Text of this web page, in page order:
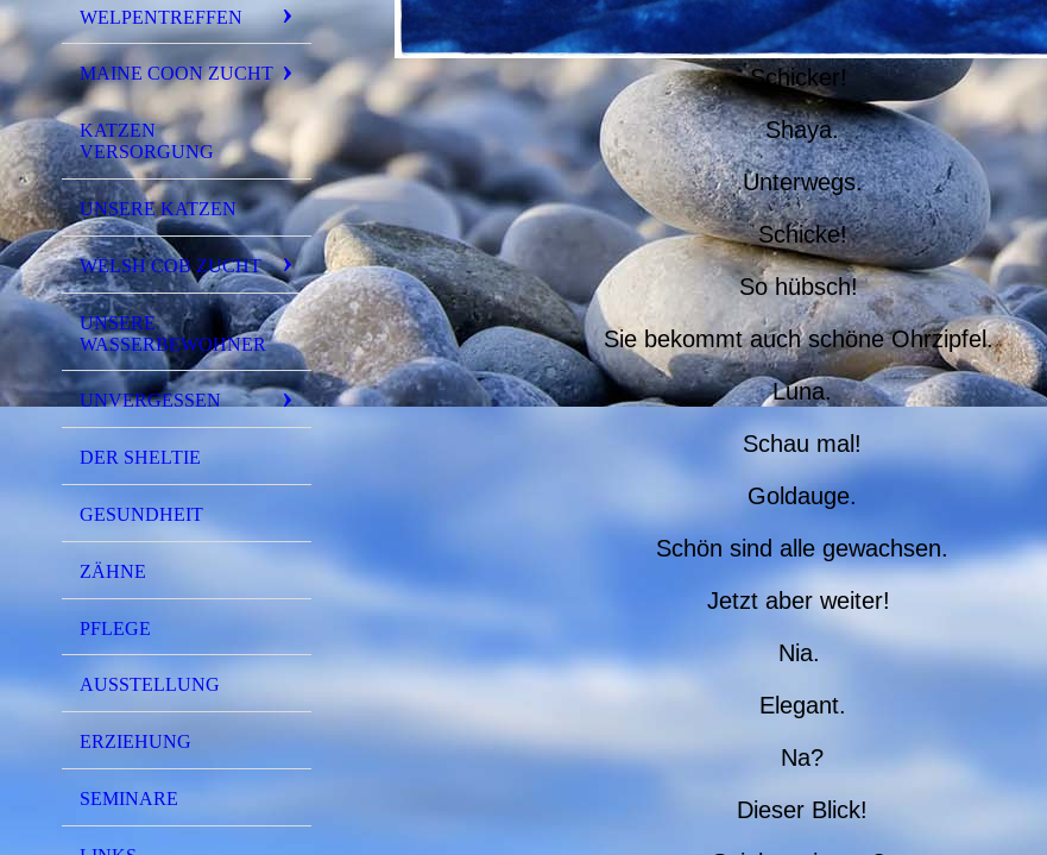
WELPENTREFFEN
MAINE COON ZUCHT
KATZEN
VERSORGUNG
UNSERE KATZEN
WELSH COB ZUCHT
UNSERE
WASSERBEWOHNER
UNVERGESSEN
DER SHELTIE
GESUNDHEIT
ZÄHNE
PFLEGE
AUSSTELLUNG
ERZIEHUNG
SEMINARE
Schicker!
Shaya.
Unterwegs.
Schicke!
So hübsch!
Sie bekommt auch schöne Ohrzipfel.
Luna.
Schau mal!
Goldauge.
Schön sind alle gewachsen.
Jetzt aber weiter!
Nia.
Elegant.
Na?
Dieser Blick!